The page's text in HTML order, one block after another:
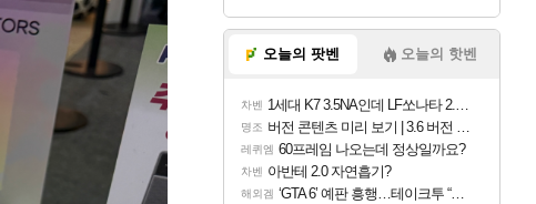
오늘의 팟벤 오늘의 핫벤
차벤 1세대 K7 3.5NA인데 LF쏘나타 2.0NA 기변하면 유류비 절약이 얼마나 될까요..?
명조 버전 콘텐츠 미리 보기 | 3.6 버전 「신기루 속 등불 그림자, 속세에 깃든 검의 결심」이 8월 20일에 업데이트됩니다!
레퀴엠 60프레임 나오는데 정상일까요?
차벤 아반테 2.0 자연흡기?
해외겜 ‘GTA 6’ 예판 흥행…테이크투 “내부 예상 크게 넘어”